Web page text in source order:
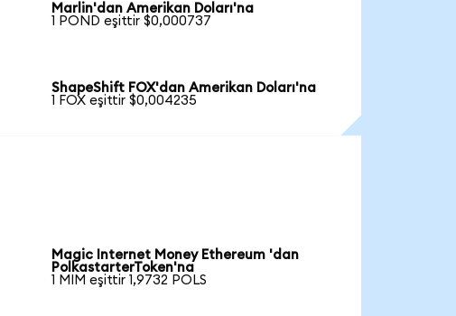
Marlin'dan Amerikan Doları'na
1 POND eşittir $0,000737
ShapeShift FOX'dan Amerikan Doları'na
1 FOX eşittir $0,004235
Magic Internet Money Ethereum 'dan
PolkastarterToken'na
1 MIM eşittir 1,9732 POLS